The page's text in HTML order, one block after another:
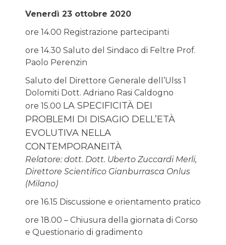
Venerdì 23 ottobre 2020
ore 14.00 Registrazione partecipanti
ore 14.30 Saluto del Sindaco di Feltre Prof.
Paolo Perenzin
Saluto del Direttore Generale dell’Ulss 1
Dolomiti Dott. Adriano Rasi Caldogno
ore 15.00 LA SPECIFICITÀ DEI
PROBLEMI DI DISAGIO DELL’ETÀ
EVOLUTIVA NELLA
CONTEMPORANEITÀ
Relatore: dott. Dott. Uberto Zuccardi Merli,
Direttore Scientifico Gianburrasca Onlus
(Milano)
ore 16.15 Discussione e orientamento pratico
ore 18.00 – Chiusura della giornata di Corso
e Questionario di gradimento